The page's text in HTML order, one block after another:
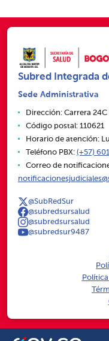
Subred Integrada
Sede Administrativa
Dirección: Carrera
Código postal: 110621
Horario de atención:
Teléfono PBX: (+57)
Correo de
@SubRedSur
@subredsursalud
@subredsursalud
@subredsur9487